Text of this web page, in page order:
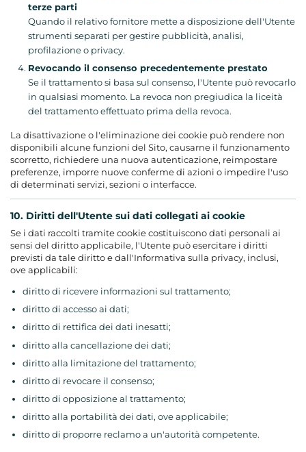
terze parti
Quando il relativo fornitore mette a disposizione dell'Utente
strumenti separati per gestire pubblicità, analisi,
profilazione o privacy.
Revocando il consenso precedentemente prestato
Se il trattamento si basa sul consenso, l'Utente può revocarlo
in qualsiasi momento. La revoca non pregiudica la liceità
del trattamento effettuato prima della revoca.
La disattivazione o l'eliminazione dei cookie può rendere non
disponibili alcune funzioni del Sito, causarne il funzionamento
scorretto, richiedere una nuova autenticazione, reimpostare
preferenze, imporre nuove conferme di azioni o impedire l'uso
di determinati servizi, sezioni o interfacce.
10. Diritti dell'Utente sui dati collegati ai cookie
Se i dati raccolti tramite cookie costituiscono dati personali ai
sensi del diritto applicabile, l'Utente può esercitare i diritti
previsti da tale diritto e dall'Informativa sulla privacy, inclusi,
ove applicabili:
diritto di ricevere informazioni sul trattamento;
diritto di accesso ai dati;
diritto di rettifica dei dati inesatti;
diritto alla cancellazione dei dati;
diritto alla limitazione del trattamento;
diritto di revocare il consenso;
diritto di opposizione al trattamento;
diritto alla portabilità dei dati, ove applicabile;
diritto di proporre reclamo a un'autorità competente.